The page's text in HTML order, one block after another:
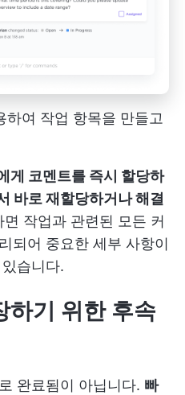
여 작업 항목을 만들고
게 코멘트를 즉시 할당하
바로 재할당하거나 해결
면 작업과 관련된 모든 커
되어 중요한 세부 사항이
습니다.
하기 위한 후속
완료됨이 아닙니다. 빠